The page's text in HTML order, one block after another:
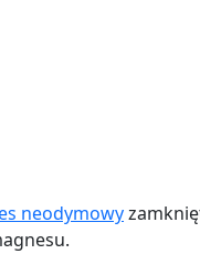
neodymowy